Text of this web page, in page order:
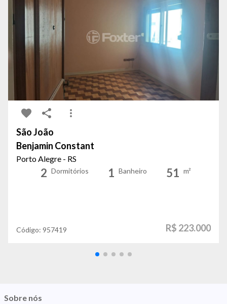
São João
Benjamin Constant
Porto Alegre - RS
2 Dormitórios 1 Banheiro 51 m²
Código: 957419 R$ 223.000
Sobre nós